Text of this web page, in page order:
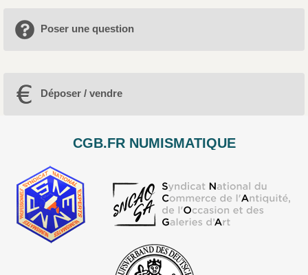
Poser une question
Déposer / vendre
CGB.FR NUMISMATIQUE